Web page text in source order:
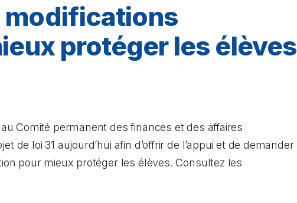
modifications
protéger les élèves
Comité permanent des finances et des affaires
de loi 31 aujourd’hui afin d’offrir de l’appui et de demander
pour mieux protéger les élèves. Consultez les